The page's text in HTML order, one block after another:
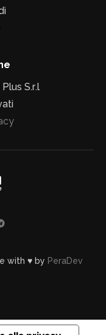
S.r.l
with ♥ by PeraDev